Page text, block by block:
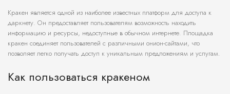
Кракен является одной из наиболее известных платформ для доступа к
даркнету. Он предоставляет пользователям возможность находить
информацию и ресурсы, недоступные в обычном интернете. Площадка
кракен соединяет пользователей с различными онион-сайтами, что
позволяет легко получать доступ к уникальным предложениям и услугам.
Как пользоваться кракеном